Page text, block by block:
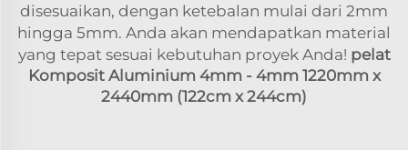
disesuaikan, dengan ketebalan mulai dari 2mm
hingga 5mm. Anda akan mendapatkan material
yang tepat sesuai kebutuhan proyek Anda! pelat
Komposit Aluminium 4mm - 4mm 1220mm x
2440mm (122cm x 244cm)